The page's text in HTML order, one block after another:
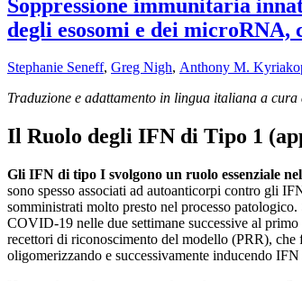
Soppressione immunitaria
degli esosomi e dei
Stephanie Seneff, Greg Nigh, Anthony M.
Traduzione e adattamento in lingua italiana a
Il Ruolo degli IFN di Tipo 1
Gli IFN di tipo I svolgono un ruolo essenziale
sono spesso associati ad autoanticorpi contro gli
somministrati molto presto nel processo
COVID-19 nelle due settimane successive al
recettori di riconoscimento del modello (PRR),
oligomerizzando e successivamente inducendo